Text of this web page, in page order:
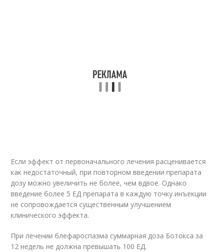
Если эффект от первоначального лечения расценивается
как недостаточный, при повторном введении препарата
дозу можно увеличить не более, чем вдвое. Однако
введение более 5 ЕД препарата в каждую точку инъекции
не сопровождается существенным улучшением
клинического эффекта.
При лечении блефароспазма суммарная доза Ботокса за
12 недель не должна превышать 100 ЕД.